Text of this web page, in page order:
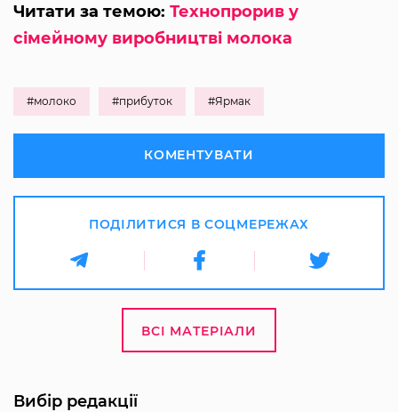
Читати за темою: Технопрорив у
сімейному виробництві молока
#молоко #прибуток #Ярмак
КОМЕНТУВАТИ
ПОДІЛИТИСЯ В СОЦМЕРЕЖАХ
ВСІ МАТЕРІАЛИ
Вибір редакції